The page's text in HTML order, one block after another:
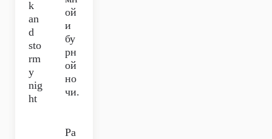
k
an
d
sto
rm
y
nig
ht
ой
и
бу
рн
ой
но
чи.
Ра